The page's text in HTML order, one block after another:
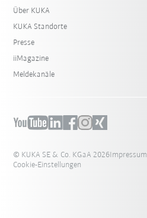
Über KUKA
KUKA Standorte
Presse
iiMagazine
Meldekanäle
© KUKA SE & Co. KGaA 2026Impressum
Cookie-Einstellungen